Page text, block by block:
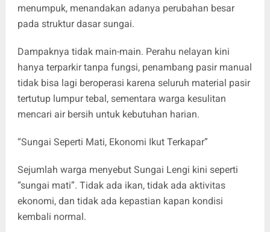
menumpuk, menandakan adanya perubahan besar
pada struktur dasar sungai.
Dampaknya tidak main-main. Perahu nelayan kini
hanya terparkir tanpa fungsi, penambang pasir manual
tidak bisa lagi beroperasi karena seluruh material pasir
tertutup lumpur tebal, sementara warga kesulitan
mencari air bersih untuk kebutuhan harian.
“Sungai Seperti Mati, Ekonomi Ikut Terkapar”
Sejumlah warga menyebut Sungai Lengi kini seperti
“sungai mati”. Tidak ada ikan, tidak ada aktivitas
ekonomi, dan tidak ada kepastian kapan kondisi
kembali normal.